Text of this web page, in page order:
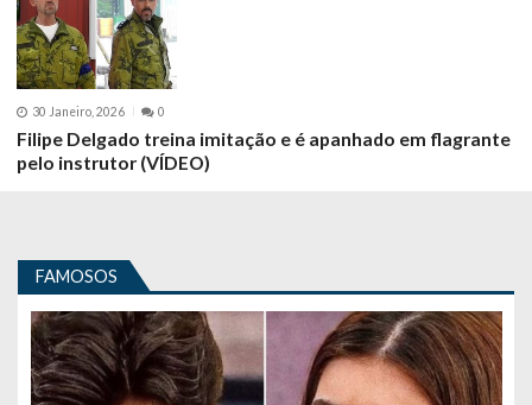
30 Janeiro, 2026 0
Filipe Delgado treina imitação e é apanhado em flagrante
pelo instrutor (VÍDEO)
FAMOSOS